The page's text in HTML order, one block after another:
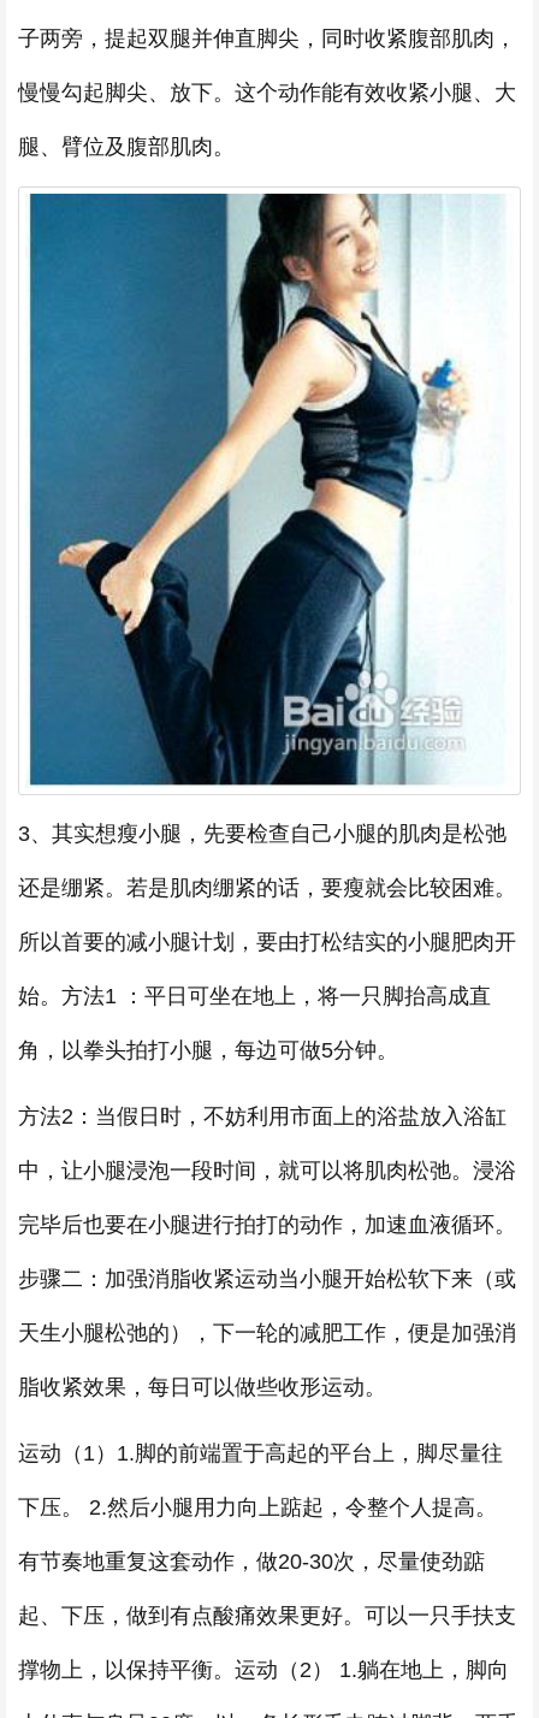
子两旁，提起双腿并伸直脚尖，同时收紧腹部肌肉，
慢慢勾起脚尖、放下。这个动作能有效收紧小腿、大
腿、臂位及腹部肌肉。
3、其实想瘦小腿，先要检查自己小腿的肌肉是松弛
还是绷紧。若是肌肉绷紧的话，要瘦就会比较困难。
所以首要的减小腿计划，要由打松结实的小腿肥肉开
始。方法1 ：平日可坐在地上，将一只脚抬高成直
角，以拳头拍打小腿，每边可做5分钟。
方法2：当假日时，不妨利用市面上的浴盐放入浴缸
中，让小腿浸泡一段时间，就可以将肌肉松弛。浸浴
完毕后也要在小腿进行拍打的动作，加速血液循环。
步骤二：加强消脂收紧运动当小腿开始松软下来（或
天生小腿松弛的），下一轮的减肥工作，便是加强消
脂收紧效果，每日可以做些收形运动。
运动（1）1.脚的前端置于高起的平台上，脚尽量往
下压。 2.然后小腿用力向上踮起，令整个人提高。
有节奏地重复这套动作，做20-30次，尽量使劲踮
起、下压，做到有点酸痛效果更好。可以一只手扶支
撑物上，以保持平衡。运动（2） 1.躺在地上，脚向